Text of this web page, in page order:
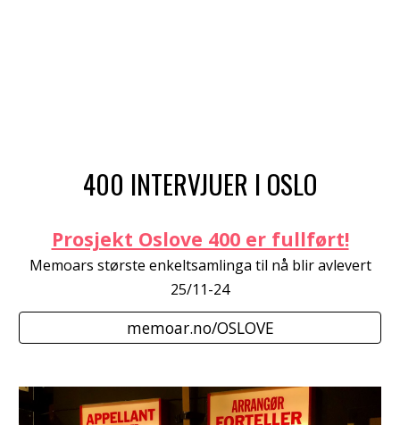
400 INTERVJUER I OSLO
Prosjekt Oslove 400 er fullført!
Memoars største enkeltsamlinga til nå blir avlevert
25/11-24
memoar.no/OSLOVE